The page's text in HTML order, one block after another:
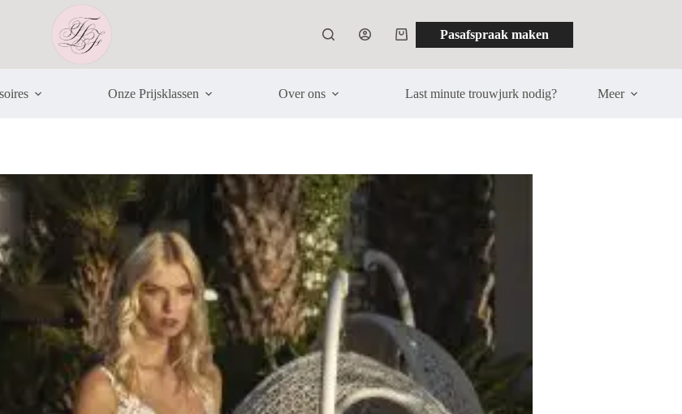
WinkelwagenPasafspraak maken
Onze Prijsklassen Over ons Last minute trouwjurk nodig? Meer